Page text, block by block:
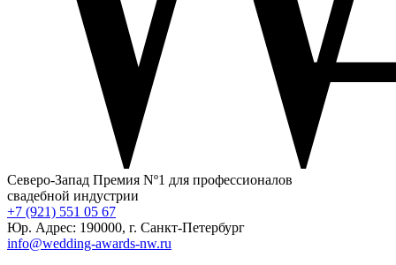
Северо-Запад Премия Nº1 для профессионалов
свадебной индустрии
+7 (921) 551 05 67
Юр. Адрес: 190000, г. Санкт-Петербург
info@wedding-awards-nw.ru